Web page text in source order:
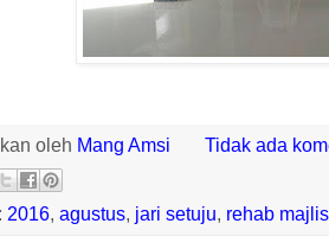
oleh Mang Amsi Tidak ada
2016, agustus, jari setuju, rehab majlis